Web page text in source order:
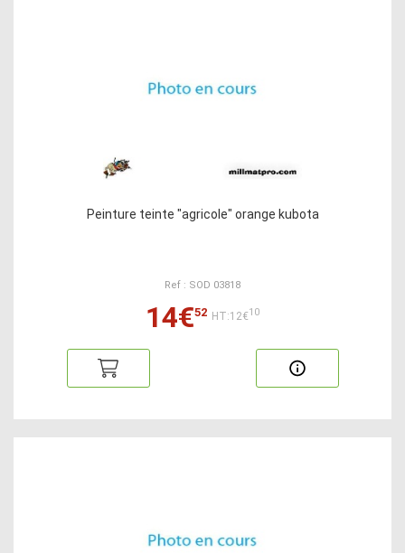
Peinture teinte "agricole" orange kubota
Ref : SOD 03818
14€52 HT:12€10